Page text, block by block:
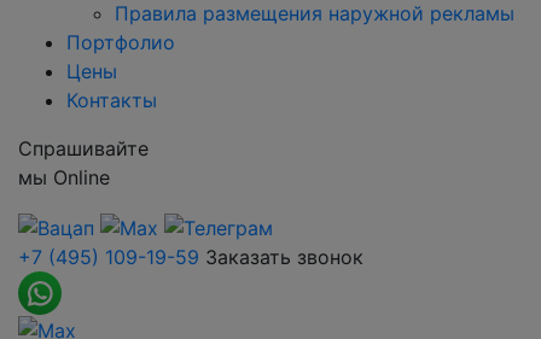
Правила размещения наружной рекламы
Портфолио
Цены
Контакты
Спрашивайте
мы Online
+7 (495) 109-19-59 Заказать звонок